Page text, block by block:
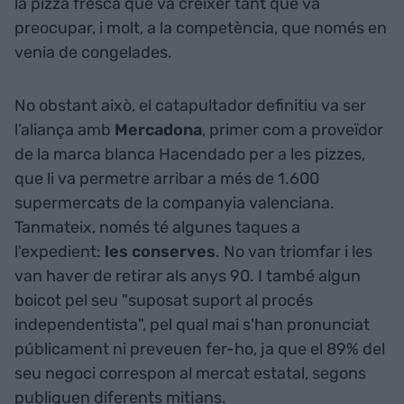
preocupar, i molt, a la competència, que només en
venia de congelades.
No obstant això, el catapultador definitiu va ser
l’aliança amb Mercadona, primer com a proveïdor
de la marca blanca Hacendado per a les pizzes,
que li va permetre arribar a més de 1.600
supermercats de la companyia valenciana.
Tanmateix, només té algunes taques a
l'expedient: les conserves. No van triomfar i les
van haver de retirar als anys 90. I també algun
boicot pel seu "suposat suport al procés
independentista", pel qual mai s'han pronunciat
públicament ni preveuen fer-ho, ja que el 89% del
seu negoci correspon al mercat estatal, segons
publiquen diferents mitjans.